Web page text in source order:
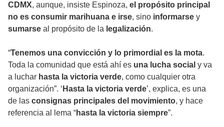
CDMX, aunque, insiste Espinoza, el propósito principal
no es consumir marihuana e irse, sino informarse y
sumarse al propósito de la legalización.
“Tenemos una convicción y lo primordial es la mota.
Toda la comunidad que está ahí es una lucha social y va
a luchar hasta la victoria verde, como cualquier otra
organización”. ‘ Hasta la victoria verde’, explica, es una
de las consignas principales del movimiento, y hace
referencia al lema “hasta la victoria siempre”.